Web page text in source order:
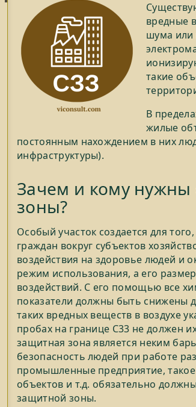
вредные
шума или
такие
В
жилые
постоянным нахождением в них
инфраструктуры).
Зачем и кому
зоны?
Особый участок создается для
граждан вокруг субъектов
воздействия на здоровье людей и
режим использования, а его
воздействий. С его помощью все
показатели должны быть снижены
таких вредных веществ в воздухе
пробах на границе С33 не должен
защитная зона является неким
безопасность людей при работе
промышленные предприятие,
объектов и т.д. обязательно
защитной зоны.